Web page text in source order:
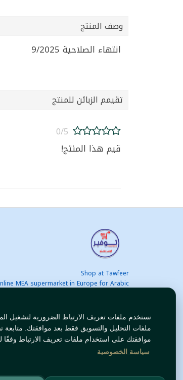
نستخدم ملفات تعريف الارتباط الضرورية لتشغيل
ملفات التحليل والتسويق فقط بعد موافقتك. متابعة
موافقتك على استخدام ملفات تعريف الارتباط
سياسة الخصوصية
وصف المنتج
انتهاء الصلاحية 9/2025
تقيمم الزبائن للمنتج
0/5
قيم هذا المنتج!
Shop at Tawfeer
MEA supermarket in Europe for Arabic